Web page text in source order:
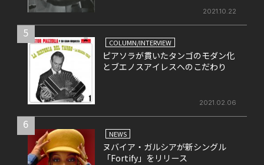
2021.10.22
5
COLUMN/INTERVIEW
ピアソラが貫いたタンゴのモダン化
とブエノスアイレスへのこだわり
2021.02.06
6
NEWS
ヌバイア・ガルシアが新シングル
「Fortify」をリリース